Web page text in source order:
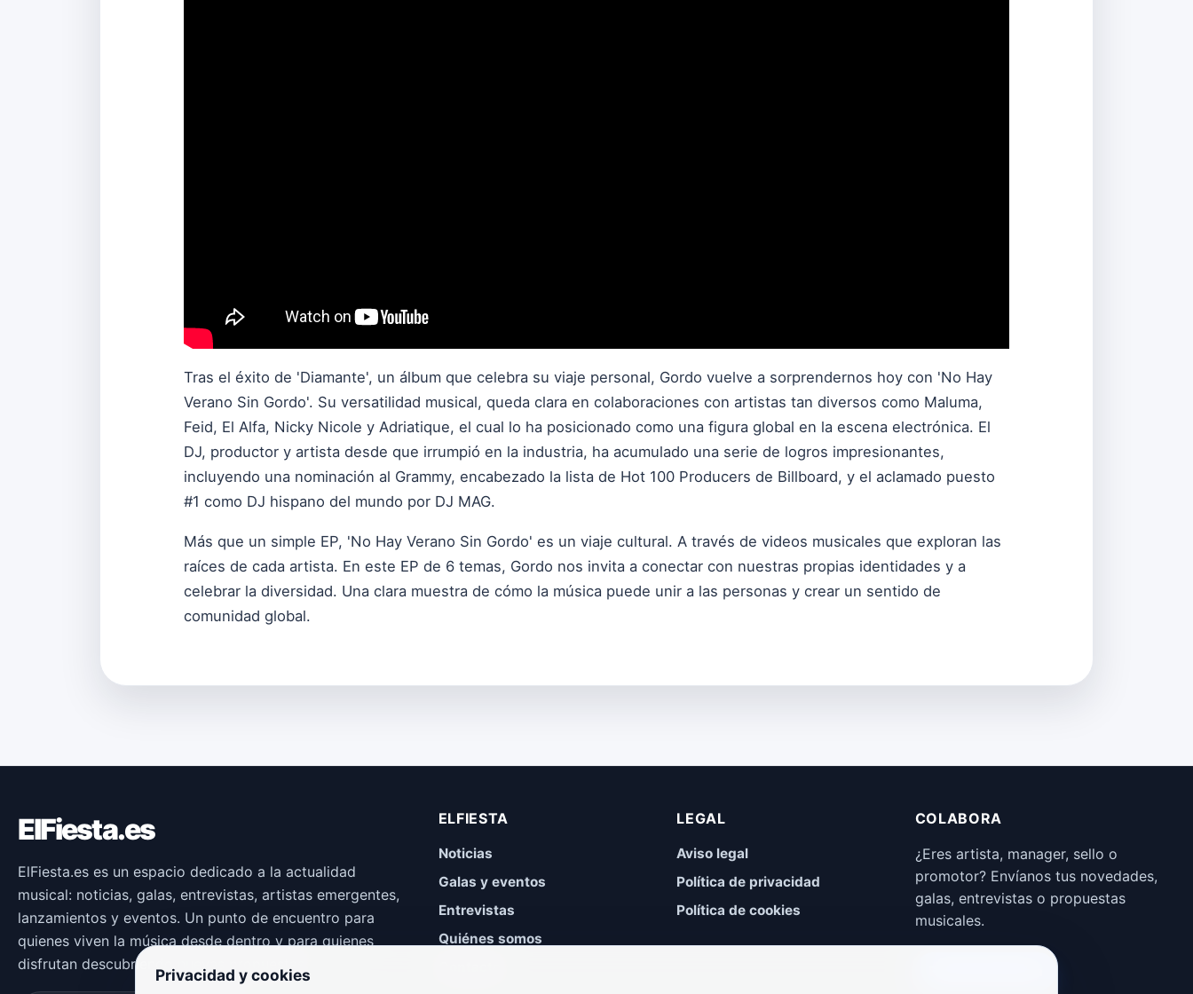
Tras el éxito de 'Diamante', un álbum que celebra su viaje personal, Gordo vuelve a sorprendernos hoy con 'No Hay
Verano Sin Gordo'. Su versatilidad musical, queda clara en colaboraciones con artistas tan diversos como Maluma,
Feid, El Alfa, Nicky Nicole y Adriatique, el cual lo ha posicionado como una figura global en la escena electrónica. El
DJ, productor y artista desde que irrumpió en la industria, ha acumulado una serie de logros impresionantes,
incluyendo una nominación al Grammy, encabezado la lista de Hot 100 Producers de Billboard, y el aclamado puesto
#1 como DJ hispano del mundo por DJ MAG.
Más que un simple EP, 'No Hay Verano Sin Gordo' es un viaje cultural. A través de videos musicales que exploran las
raíces de cada artista. En este EP de 6 temas, Gordo nos invita a conectar con nuestras propias identidades y a
celebrar la diversidad. Una clara muestra de cómo la música puede unir a las personas y crear un sentido de
comunidad global.
ElFiesta.es
ElFiesta.es es un espacio dedicado a la actualidad
musical: noticias, galas, entrevistas, artistas emergentes,
lanzamientos y eventos. Un punto de encuentro para
quienes viven la música desde dentro y para quienes
disfrutan descubriendo nuevas propuestas.
ELFIESTA
Noticias
Galas y eventos
Entrevistas
Quiénes somos
LEGAL
Aviso legal
Política de privacidad
Política de cookies
COLABORA
¿Eres artista, manager, sello o
promotor? Envíanos tus novedades,
galas, entrevistas o propuestas
musicales.
Privacidad y cookies